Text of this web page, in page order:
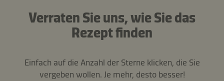
Verraten Sie uns, wie Sie das
Rezept finden
Einfach auf die Anzahl der Sterne klicken, die Sie
vergeben wollen. Je mehr, desto besser!